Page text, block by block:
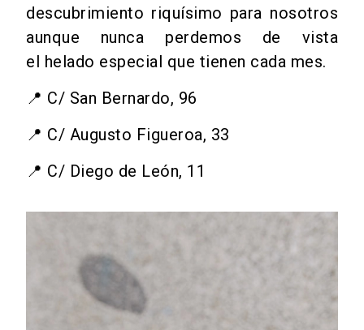
descubrimiento riquísimo para nosotros
aunque nunca perdemos de vista
el helado especial que tienen cada mes.
📍 C/ San Bernardo, 96
📍 C/ Augusto Figueroa, 33
📍 C/ Diego de León, 11